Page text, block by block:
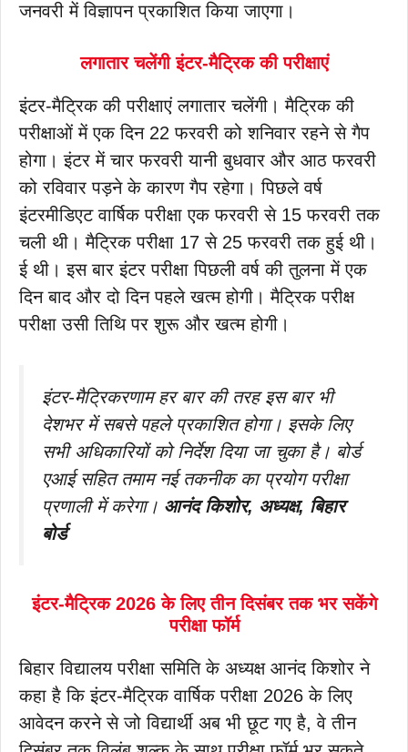
जनवरी में विज्ञापन प्रकाशित किया जाएगा।
लगातार चलेंगी इंटर-मैट्रिक की परीक्षाएं
इंटर-मैट्रिक की परीक्षाएं लगातार चलेंगी। मैट्रिक की
परीक्षाओं में एक दिन 22 फरवरी को शनिवार रहने से गैप
होगा। इंटर में चार फरवरी यानी बुधवार और आठ फरवरी
को रविवार पड़ने के कारण गैप रहेगा। पिछले वर्ष
इंटरमीडिएट वार्षिक परीक्षा एक फरवरी से 15 फरवरी तक
चली थी। मैट्रिक परीक्षा 17 से 25 फरवरी तक हुई थी।
ई थी। इस बार इंटर परीक्षा पिछली वर्ष की तुलना में एक
दिन बाद और दो दिन पहले खत्म होगी। मैट्रिक परीक्ष
परीक्षा उसी तिथि पर शुरू और खत्म होगी।
इंटर-मैट्रिकरणाम हर बार की तरह इस बार भी
देशभर में सबसे पहले प्रकाशित होगा। इसके लिए
सभी अधिकारियों को निर्देश दिया जा चुका है। बोर्ड
एआई सहित तमाम नई तकनीक का प्रयोग परीक्षा
प्रणाली में करेगा। आनंद किशोर, अध्यक्ष, बिहार
बोर्ड
इंटर-मैट्रिक 2026 के लिए तीन दिसंबर तक भर सकेंगे
परीक्षा फॉर्म
बिहार विद्यालय परीक्षा समिति के अध्यक्ष आनंद किशोर ने
कहा है कि इंटर-मैट्रिक वार्षिक परीक्षा 2026 के लिए
आवेदन करने से जो विद्यार्थी अब भी छूट गए है, वे तीन